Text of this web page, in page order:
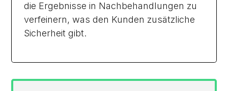
die Ergebnisse in Nachbehandlungen zu
verfeinern, was den Kunden zusätzliche
Sicherheit gibt.